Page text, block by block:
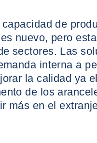
de
nuevo, pero
sectores. Las
interna a
la calidad ya
de los
más en el